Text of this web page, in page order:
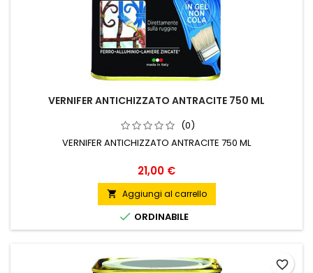
VERNIFER ANTICHIZZATO ANTRACITE 750 ML
(0)
VERNIFER ANTICHIZZATO ANTRACITE 750 ML
Prezzo
21,00 €
 Aggiungi al carrello
 ORDINABILE
favorite_border